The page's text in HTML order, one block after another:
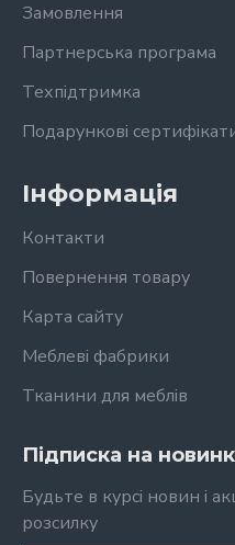
Замовлення
Партнерська програма
Техпідтримка
Подарункові
Інформація
Контакти
Повернення товару
Карта сайту
Меблеві фабрики
Тканини для меблів
Підписка на
Будьте в курсі новин і
розсилку